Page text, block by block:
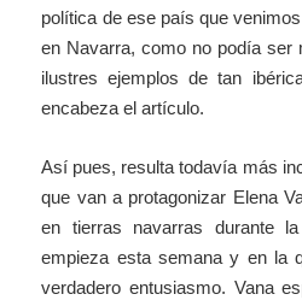
política de ese país que
en Navarra, como no podía ser
ilustres ejemplos de tan
encabeza el artículo.
Así pues, resulta todavía más
que van a protagonizar Elena
en tierras navarras durante
empieza esta semana y en la
verdadero entusiasmo. Vana